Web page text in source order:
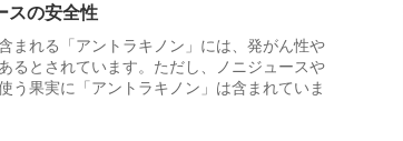
スの安全性
まれる「アントラキノン」には、発がん性や
るとされています。ただし、ノニジュースや
う果実に「アントラキノン」は含まれていま